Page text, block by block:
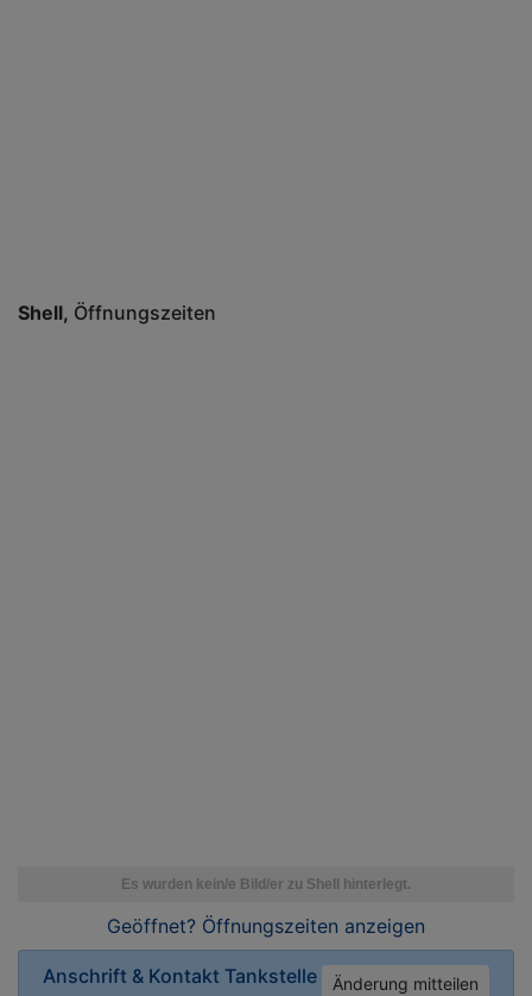
Shell Öffnungszeiten
Geöffnet? Öffnungszeiten anzeigen
Anschrift & Kontakt Tankstelle Änderung mitteilen